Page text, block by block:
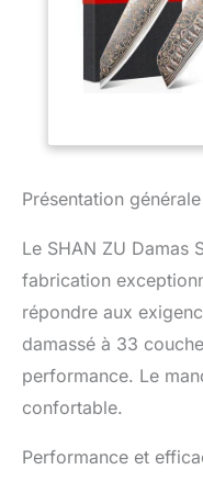
Présentation
Le SHAN ZU Damas
fabrication
répondre aux
damassé à 33
performance. Le
confortable.
Performance et